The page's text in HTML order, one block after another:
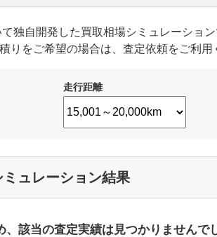
独自開発した買取相場シミュレーショ
りをご希望の場合は、査定依頼をご利用
走行距離
ミュレーション結果
、該当の査定実績は見つかりませんで